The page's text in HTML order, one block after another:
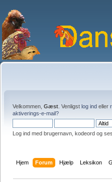
Velkommen, Gæst . Venligst log ind eller
aktiverings-e-mail?
Log ind med brugernavn, kodeord og
Hjem Forum Hjælp Leksikon